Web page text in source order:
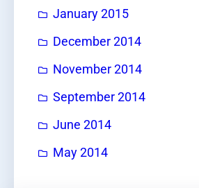
January 2015
December 2014
November 2014
September 2014
June 2014
May 2014